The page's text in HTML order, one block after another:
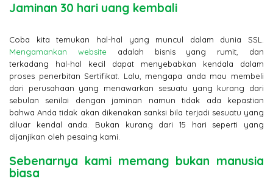
Jaminan 30 hari uang kembali
Coba kita temukan hal-hal yang muncul dalam dunia SSL.
Mengamankan website adalah bisnis yang rumit, dan
terkadang hal-hal kecil dapat menyebabkan kendala dalam
proses penerbitan Sertifikat. Lalu, mengapa anda mau membeli
dari perusahaan yang menawarkan sesuatu yang kurang dari
sebulan senilai dengan jaminan namun tidak ada kepastian
bahwa Anda tidak akan dikenakan sanksi bila terjadi sesuatu yang
diluar kendal anda. Bukan kurang dari 15 hari seperti yang
dijanjikan oleh pesaing kami.
Sebenarnya kami memang bukan manusia
biasa